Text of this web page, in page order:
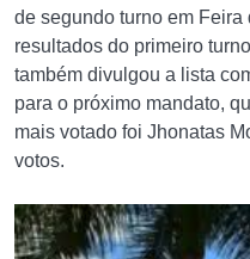
de segundo turno em
resultados do primeiro
também divulgou a lista
para o próximo mandato,
mais votado foi Jhonatas
votos.